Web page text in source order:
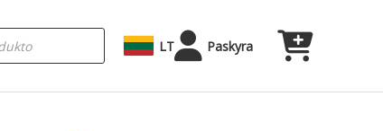
LT Paskyra